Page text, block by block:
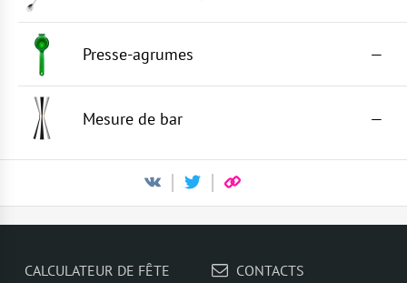
Presse-agrumes —
Mesure de bar —
CALCULATEUR DE FÊTE CONTACTS